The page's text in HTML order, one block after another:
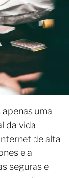
uma
da vida
de alta
e a
seguras e